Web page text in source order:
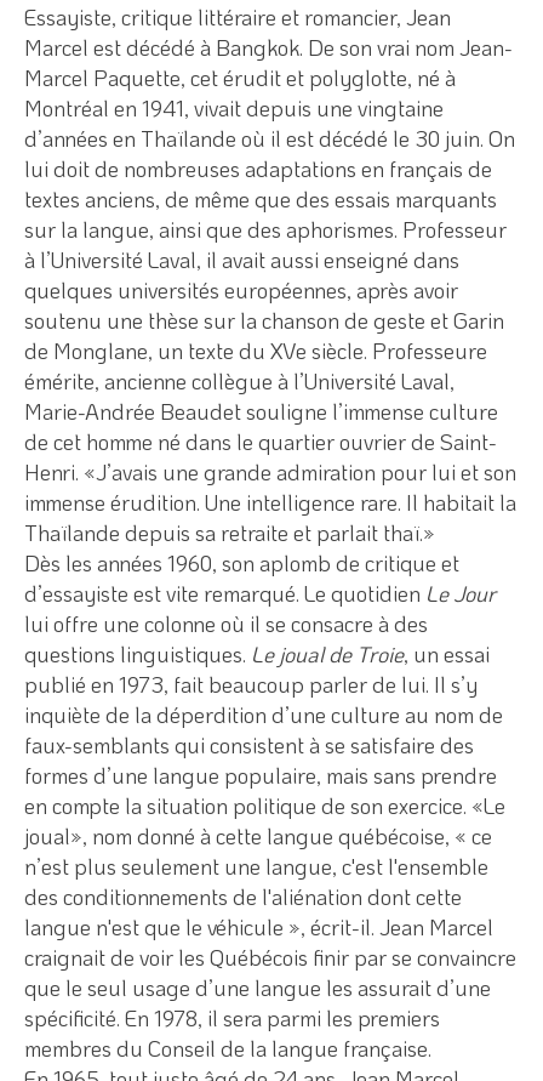
Essayiste, critique littéraire et romancier, Jean
Marcel est décédé à Bangkok. De son vrai nom Jean-
Marcel Paquette, cet érudit et polyglotte, né à
Montréal en 1941, vivait depuis une vingtaine
d’années en Thaïlande où il est décédé le 30 juin. On
lui doit de nombreuses adaptations en français de
textes anciens, de même que des essais marquants
sur la langue, ainsi que des aphorismes. Professeur
à l’Université Laval, il avait aussi enseigné dans
quelques universités européennes, après avoir
soutenu une thèse sur la chanson de geste et Garin
de Monglane, un texte du XVe siècle. Professeure
émérite, ancienne collègue à l’Université Laval,
Marie-Andrée Beaudet souligne l’immense culture
de cet homme né dans le quartier ouvrier de Saint-
Henri. «J’avais une grande admiration pour lui et son
immense érudition. Une intelligence rare. Il habitait la
Thaïlande depuis sa retraite et parlait thaï.»
Dès les années 1960, son aplomb de critique et
d’essayiste est vite remarqué. Le quotidien Le Jour
lui offre une colonne où il se consacre à des
questions linguistiques. Le joual de Troie, un essai
publié en 1973, fait beaucoup parler de lui. Il s’y
inquiète de la déperdition d’une culture au nom de
faux-semblants qui consistent à se satisfaire des
formes d’une langue populaire, mais sans prendre
en compte la situation politique de son exercice. «Le
joual», nom donné à cette langue québécoise, « ce
n’est plus seulement une langue, c'est l'ensemble
des conditionnements de l'aliénation dont cette
langue n'est que le véhicule », écrit-il. Jean Marcel
craignait de voir les Québécois finir par se convaincre
que le seul usage d’une langue les assurait d’une
spécificité. En 1978, il sera parmi les premiers
membres du Conseil de la langue française.